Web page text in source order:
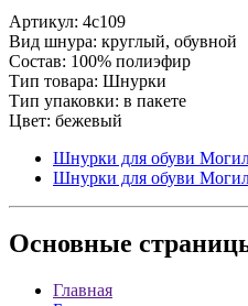
Артикул: 4с109
Вид шнура: круглый, обувной
Состав: 100% полиэфир
Тип товара: Шнурки
Тип упаковки: в пакете
Цвет: бежевый
Шнурки для обуви
Шнурки для обуви
Основные
Главная